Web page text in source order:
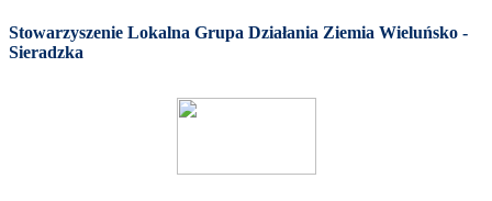
Stowarzyszenie Lokalna Grupa Działania Ziemia Wieluńsko -
Sieradzka